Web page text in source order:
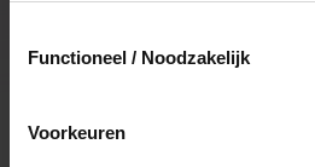
Functioneel / Noodzakelijk
Voorkeuren